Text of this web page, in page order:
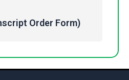
Order Form)